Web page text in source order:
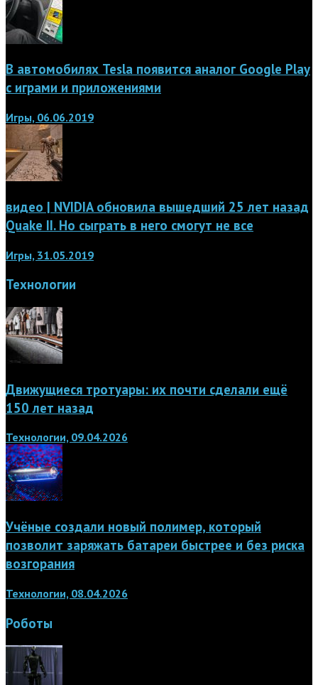
В автомобилях Tesla появится аналог Google Play
с играми и приложениями
Игры, 06.06.2019
видео | NVIDIA обновила вышедший 25 лет назад
Quake II. Но сыграть в него смогут не все
Игры, 31.05.2019
Технологии
Движущиеся тротуары: их почти сделали ещё
150 лет назад
Технологии, 09.04.2026
Учёные создали новый полимер, который
позволит заряжать батареи быстрее и без риска
возгорания
Технологии, 08.04.2026
Роботы